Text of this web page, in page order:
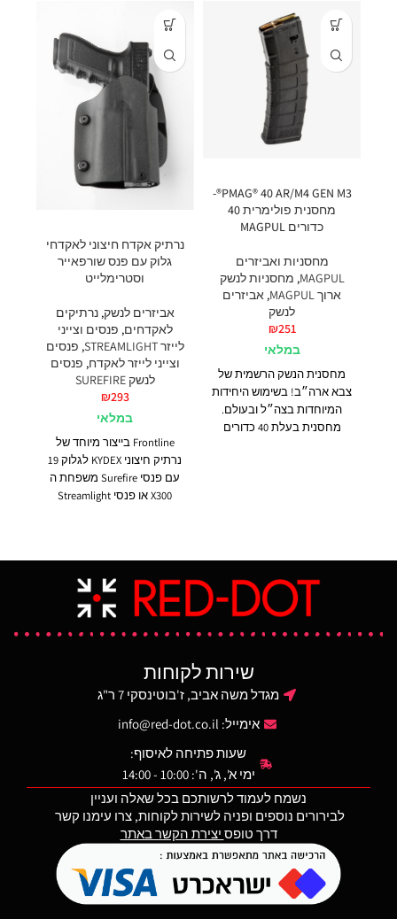
PMAG® 40 AR/M4 GEN M3®-
מחסנית פולימרית 40
כדורים MAGPUL
מחסניות ואביזרים
MAGPUL
, מחסניות לנשק
ארוך MAGPUL
, אביזרים
לנשק
₪251
במלאי
מחסנית הנשק הרשמית של
צבא ארה״ב! בשימוש היחידות
המיוחדות בצה״ל ובעולם.
מחסנית בעלת 40 כדורים
בעקומה קבועה להזנה אמינה
של כדורים ופירוק פשוט ללא
כלים לנוחות ניקוי. רצפת
המחסנית המתרחבת קלה
במחסנית תוך מתן הגנה
משופרת מפני נפילות.
נרתיק אקדח חיצוני לאקדחי
גלוק עם פנס שורפאייר
וסטרימלייט
אביזרים לנשק,נרתיקים
לאקדחים, פנסים וצייני
לייזר STREAMLIGHT
, פנסים
וצייני לייזר לאקדח, פנסים
לנשק SUREFIRE
₪293
במלאי
Frontline בייצור מיוחד של
נרתיק חיצוני KYDEX לגלוק 19
עם פנסי Surefire משפחת ה
X300 או פנסי Streamlight
שירות לקוחות
מגדל משה אביב, ז'בוטינסקי 7 ר"ג
אימייל: info@red-dot.co.il
שעות פתיחה לאיסוף:
ימי א', ג', ה': 10:00 - 14:00
נשמח לעמוד לרשותכם בכל שאלה ועניין
לבירורים נוספים ופניה לשירות לקוחות, צרו עימנו קשר
דרך טופס יצירת הקשר באתר